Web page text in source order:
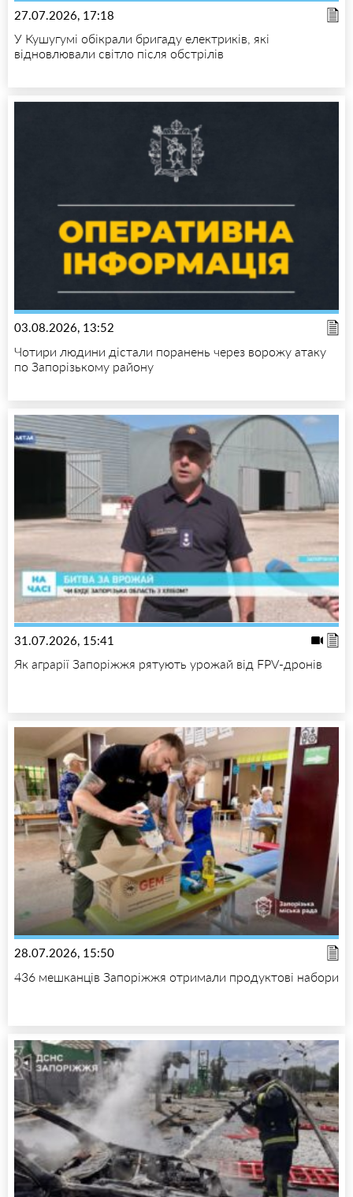
27.07.2026, 17:18
У Кушугумі обікрали бригаду електриків, які
відновлювали світло після обстрілів
03.08.2026, 13:52
Чотири людини дістали поранень через ворожу атаку
по Запорізькому району
31.07.2026, 15:41
Як аграрії Запоріжжя рятують урожай від FPV-дронів
28.07.2026, 15:50
436 мешканців Запоріжжя отримали продуктові набори